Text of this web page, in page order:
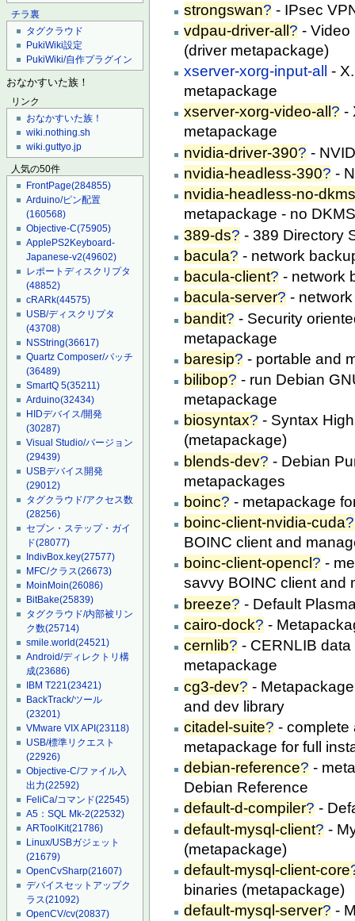
チラ裏
タグクラウド
PukiWiki設定
PukiWiki/自作プラグイン
おなかすいた族！
リンク
おなかすいた族！
wiki.nothing.sh
wiki.guttyo.jp
人気の50件
FrontPage(284855)
Arduino/ピン配置
(160568)
Objective-C(75905)
ApplePS2Keyboard-
Japanese-v2(49602)
レポートディスクリプタ
(48852)
cRARk(44575)
USB/ディスクリプタ
(43708)
NSString(36617)
Quartz Composer/パッチ
(36489)
SmartQ 5(35211)
Arduino(32434)
HIDデバイス/開発
(30287)
Visual Studio/バージョン
(29439)
USBデバイス開発
(29012)
タグクラウド/アクセス数
(28256)
セブン・ステップ・ガイ
ド(28077)
IndivBox.key(27577)
MFC/クラス(26673)
MoinMoin(26086)
BitBake(25839)
タグクラウド/内部被リン
ク数(25714)
smile.world(24521)
Android/ディレクトリ構
成(23686)
IBM T221(23421)
BackTrack/ツール
(23201)
VMware VIX API(23118)
USB/標準リクエスト
(22926)
Objective-C/ファイル入
出力(22592)
FeliCa/コマンド(22545)
A5：SQL Mk-2(22532)
ARToolKit(21786)
Linux/USBガジェット
(21679)
OpenCvSharp(21607)
デバイスセットアップク
ラス(21092)
OpenCV/cv(20837)
strongswan? - IPsec
vdpau-driver-all ? - Video
(driver metapackage)
xserver-xorg-input-all
-
metapackage
xserver-xorg-video-all ? -
metapackage
nvidia-driver-390? -
nvidia-headless-390? -
nvidia-headless-no-
metapackage - no
389-ds? - 389 Directory
bacula? - network
bacula-client? - network
bacula-server? -
bandit? - Security
metapackage
baresip? - portable and
bilibop? - run Debian
metapackage
biosyntax? - Syntax
(metapackage)
blends-dev? - Debian
metapackages
boinc? - metapackage
boinc-client-nvidia-cuda?
BOINC client and
boinc-client-opencl ? -
savvy BOINC client and
breeze? - Default
cairo-dock? -
cernlib? - CERNLIB
metapackage
cg3-dev? -
and dev library
citadel-suite? - complete
metapackage for full
debian-reference? -
Debian Reference
default-d-compiler? -
default-mysql-client? -
(metapackage)
default-mysql-client-core
binaries (metapackage)
default-mysql-server? -